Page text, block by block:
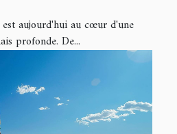
aujourd'hui au cœur d'une
profonde. De...